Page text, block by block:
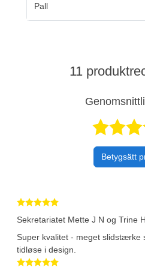
Pall
11
Betygsätt
Betygsatt 5 av 5 stjärnor
Sekretariatet Mette J N og Trine H
Super kvalitet - meget slidstærke
tidløse i design.
Betygsatt 5 av 5 stjärnor